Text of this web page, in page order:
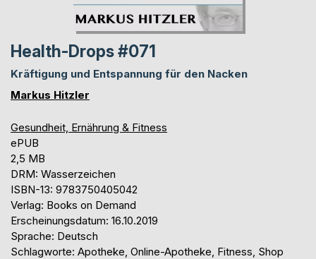
Health-Drops #071
Kräftigung und Entspannung für den Nacken
Markus Hitzler
Gesundheit, Ernährung & Fitness
ePUB
2,5 MB
DRM: Wasserzeichen
ISBN-13: 9783750405042
Verlag: Books on Demand
Erscheinungsdatum: 16.10.2019
Sprache: Deutsch
Schlagworte: Apotheke, Online-Apotheke, Fitness, Shop